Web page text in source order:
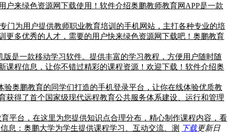
来绿色资源网下载使用！软件介绍奥鹏教师教育网APP是一款
门为用户提供教师职业教育培训的手机网站，主打各种专业的培
多优秀的人才，需要的用户快来绿色资源网下载吧！奥鹏教育
版是一款移动学习软件。提供丰富的学习教程，方便用户随时随
程信息，让你不错过精彩的课程资源！欢迎下载！软件介绍奥
验奥鹏教育的同学们打造的手机登录平台，让你在线体验优质教
得了首个国家级现代远程教育公共服务体系建设、运行和管理
平台，在这里为您提供知识点合理分布，精心制作课程内容，看
息：奥鹏大学为学生提供课程学习、互动交流、测 下载更新日